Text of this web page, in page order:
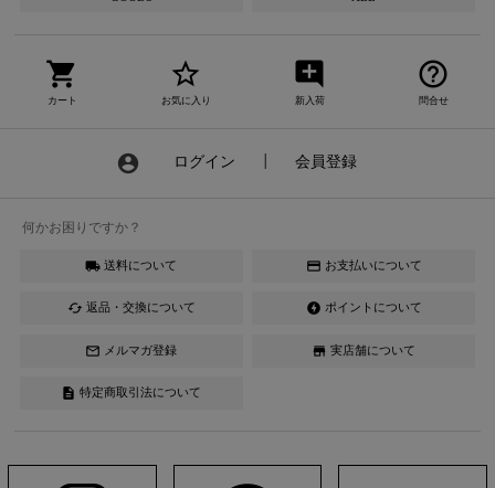
shopping_cart
カート
star_border
お気に入り
add_comment
新入荷
help_outline
問合せ
account_circle ログイン 会員登録
何かお困りですか？
local_shipping 送料について credit_card お支払いについて
cached 返品・交換について offline_bolt ポイントについて
mail_outline メルマガ登録 store 実店舗について
description 特定商取引法について